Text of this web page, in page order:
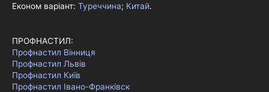
Економ варіант: Туреччина; Китай.
ПРОФНАСТИЛ:
Профнастил Вінниця
Профнастил Львів
Профнастил Київ
Профнастил Івано-Франківск